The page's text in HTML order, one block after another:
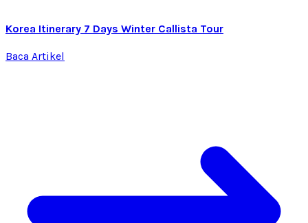
Korea Itinerary 7 Days Winter Callista Tour
Baca Artikel